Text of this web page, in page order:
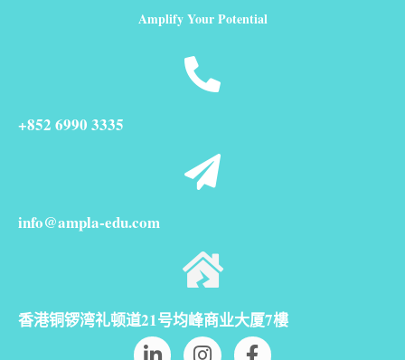
Amplify Your Potential
+852 6990 3335
info@ampla-edu.com
香港铜锣湾礼顿道21号均峰商业大厦7樓